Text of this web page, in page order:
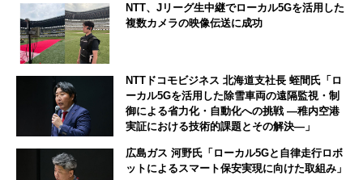
NTT、Jリーグ生中継でローカル5Gを活用した
複数カメラの映像伝送に成功
NTTドコモビジネス 北海道支社長 蛭間氏「ロ
ーカル5Gを活用した除雪車両の遠隔監視・制
御による省力化・自動化への挑戦 ―稚内空港
実証における技術的課題とその解決―」
広島ガス 河野氏「ローカル5Gと自律走行ロボ
ットによるスマート保安実現に向けた取組み」